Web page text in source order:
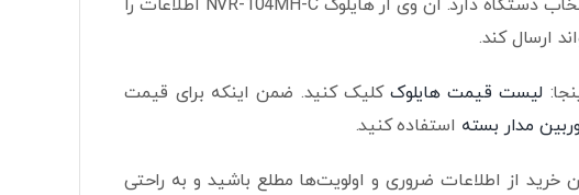
دستگاه های ضبط به علت تاثیرگذاری بر هزینه های نقش بسزایی در انتخاب دستگاه دارد. ان وی ار هایلوک NVR-104MH-C اطلاعات را
لیست قیمت هایلوک کلیک کنید. ضمن اینکه برای قیمت
مدار بسته استفاده کنید.
از اطلاعات ضروری و اولویت‌ها مطلع باشید و به راحتی